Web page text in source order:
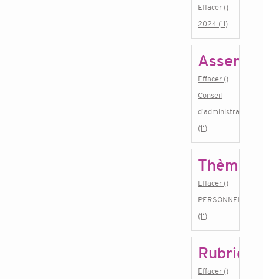
Effacer ()
2024 (11)
Effacer ()
Conseil
d'administration
(11)
Thème
Effacer ()
PERSONNEL
(11)
Rubrique
Effacer ()